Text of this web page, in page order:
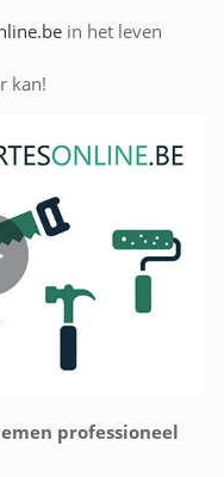
in het leven
kan!
professioneel